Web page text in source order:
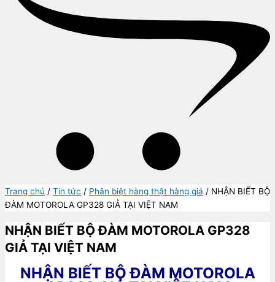
Trang chủ / Tin tức / Phân biệt hàng thật hàng giả / NHẬN BIẾT BỘ
ĐÀM MOTOROLA GP328 GIẢ TẠI VIỆT NAM
NHẬN BIẾT BỘ ĐÀM MOTOROLA GP328
GIẢ TẠI VIỆT NAM
NHẬN BIẾT BỘ ĐÀM MOTOROLA